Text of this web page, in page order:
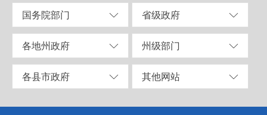
国务院部门 省级政府
各地州政府 州级部门
各县市政府 其他网站